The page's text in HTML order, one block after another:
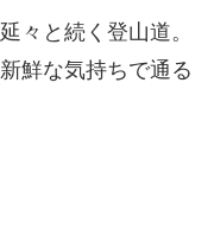
々と続く登山道。
鮮な気持ちで通る